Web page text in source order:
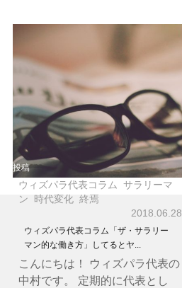
投稿
ウィズパラ代表コラム
サラリーマ
ン
時代変化 終焉
2018.06.28
ウィズパラ代表コラム「ザ・サラリー
マン的な働き方」してるとヤ...
こんにちは！ ウィズパラ代表の
中村です。 定期的に代表とし